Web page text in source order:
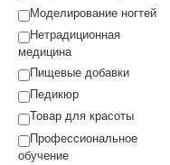
Моделирование ногтей
Нетрадиционная
медицина
Пищевые добавки
Педикюр
Товар для красоты
Профессиональное
обучение